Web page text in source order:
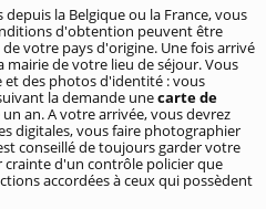
la Belgique ou la France, vous
d'obtention peuvent être
votre pays d'origine. Une fois arrivé
mairie de votre lieu de séjour. Vous
des photos d'identité : vous
la demande unecarte de
an. A votre arrivée, vous devrez
digitales, vous faire photographier
conseillé de toujours garder votre
d'un contrôle policier que
accordées à ceux qui possèdent